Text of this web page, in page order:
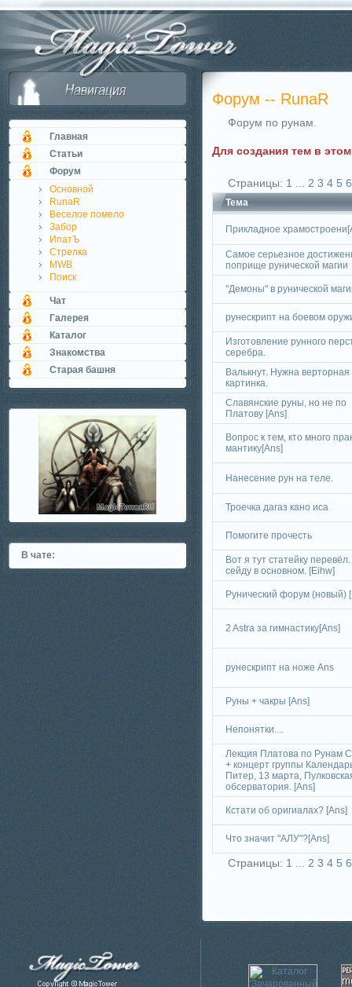
Главная
Статьи
Форум
Основной
RunaR
Веселое помело
Забор
ИпатЪ
Стрелка
MWB
Поиск
Чат
Галерея
Каталог
Знакомства
Старая башня
В чате:
Форум -- RunaR
Форум по рунам.
Для создания тем в
Страницы: 1 2 3 4 5 6
Тема
Прикладное
Самое серьезное
поприще рунической магии
"Демоны" в рунической
рунескрипт на боевом
Изготовление рунного
серебра.
Валькнут. Нужна верторная
картинка.
Славянские руны, но не по
Платову [Ans]
Вопрос к тем, кто много
мантику[Ans]
Нанесение рун на теле.
Троечка дагаз кано иса
Помогите прочесть
Вот я тут статейку
сейду в основном. [Eihw]
Рунический форум (новый)
2 Astra за гимнастику[Ans]
рунескрипт на ноже Ans
Руны + чакры [Ans]
Непонятки....
Лекция Платова по Рунам
+ концерт группы
Питер, 13 марта,
обсерватория. [Ans]
Кстати об оригиалах? [Ans]
Что значит "АЛУ"?[Ans]
Страницы: 1 2 3 4 5 6